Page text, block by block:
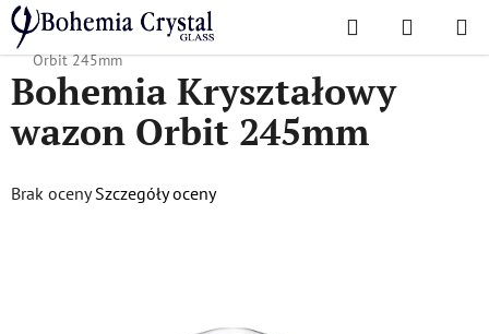
Przejść
do
treści
Szukaj KOSZYK
Home
/ Popularne kolekcje / Orbita
Bohemia Kryształowy wazon
Orbit 245mm
Bohemia Kryształowy
wazon Orbit 245mm
Średnia
Brak oceny Szczegóły oceny